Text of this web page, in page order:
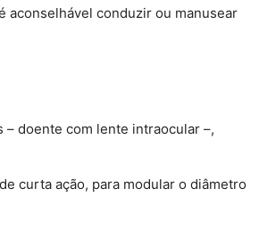
aconselhável conduzir ou manusear
doente com lente intraocular –,
curta ação, para modular o diâmetro